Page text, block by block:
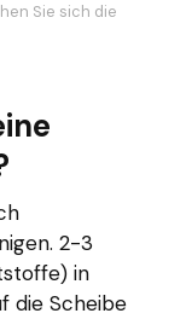
Sie sich die
2-3
in
die Scheibe